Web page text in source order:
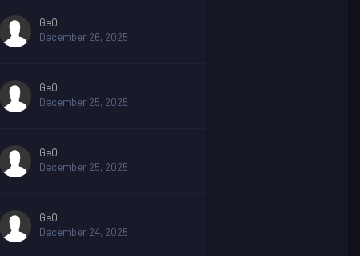
GeO
December 26, 2025
GeO
December 25, 2025
GeO
December 25, 2025
GeO
December 24, 2025